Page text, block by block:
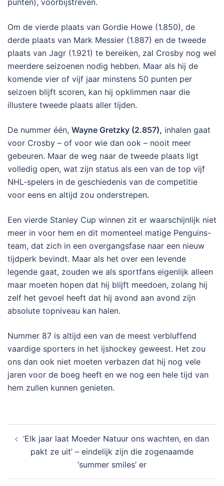
Om de vierde plaats van Gordie Howe (1.850), de
derde plaats van Mark Messier (1.887) en de tweede
plaats van Jagr (1.921) te bereiken, zal Crosby nog wel
meerdere seizoenen nodig hebben. Maar als hij de
komende vier of vijf jaar minstens 50 punten per
seizoen blijft scoren, kan hij opklimmen naar die
illustere tweede plaats aller tijden.
De nummer één, Wayne Gretzky (2.857), inhalen gaat
voor Crosby – of voor wie dan ook – nooit meer
gebeuren. Maar de weg naar de tweede plaats ligt
volledig open, wat zijn status als een van de top vijf
NHL-spelers in de geschiedenis van de competitie
voor eens en altijd zou onderstrepen.
Een vierde Stanley Cup winnen zit er waarschijnlijk niet
meer in voor hem en dit momenteel matige Penguins-
team, dat zich in een overgangsfase naar een nieuw
tijdperk bevindt. Maar als het over een levende
legende gaat, zouden we als sportfans eigenlijk alleen
maar moeten hopen dat hij blijft meedoen, zolang hij
zelf het gevoel heeft dat hij avond aan avond zijn
absolute topniveau kan halen.
Nummer 87 is altijd een van de meest verbluffend
vaardige sporters in het ijshockey geweest. Het zou
ons dan ook niet moeten verbazen dat hij nog vele
jaren voor de boeg heeft en we nog een hele tijd van
hem zullen kunnen genieten.
navigation
‘Elk jaar laat Moeder Natuur ons wachten, en dan
pakt ze uit’ – eindelijk zijn die zogenaamde
‘summer smiles’ er